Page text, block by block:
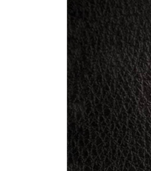
广州市天
广州市越
深圳市罗
惠州市惠
厦门市思
福州市鼓
成都市锦
重庆市江
长沙市
郑州市